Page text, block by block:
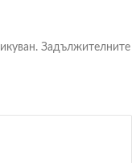
Задължителните